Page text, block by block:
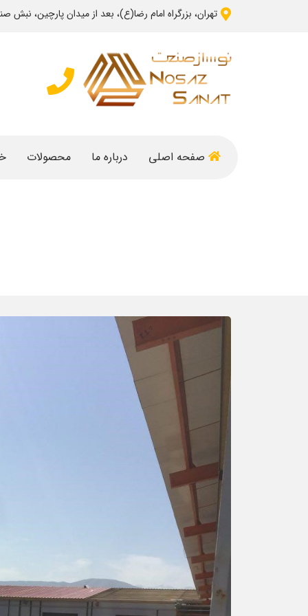
تهران، بزرگراه امام رضا(ع)، بعد از میدان پارچین، نبش صنعت 4، شرکت نوساز صنعت
صفحه اصلی درباره ما محصولات